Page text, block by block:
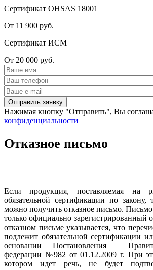
Сертификат OHSAS 18001
От 11 900 руб.
Сертификат ИСМ
От 20 000 руб.
Нажимая кнопку "Отправить", Вы
конфиденциальности
Отказное письмо
Если продукция, поставляемая на
обязательной сертификации по
можно получить отказное письмо.
только официально зарегистрированный
отказном письме указывается, что
подлежит обязательной сертификации
основании Постановления
федерации №982 от 01.12.2009 г. При
котором идет речь, не будет